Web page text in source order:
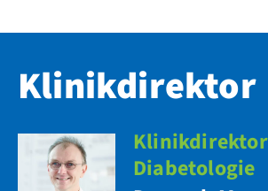
Klinikdirektor
Klinikdirektor
Diabetologie